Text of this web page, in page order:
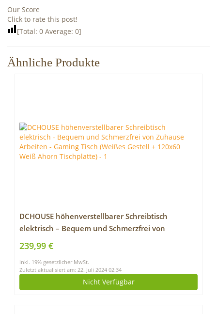
Our Score
Click to rate this post!
[Total: 0 Average: 0]
Ähnliche Produkte
DCHOUSE höhenverstellbarer Schreibtisch
elektrisch – Bequem und Schmerzfrei von
Zuhause Arbeiten – Gaming Tisch (Weißes Gestell
+ 120×60 Weiß Ahorn Tischplatte)
239,99 €
inkl. 19% gesetzlicher MwSt.
Zuletzt aktualisiert am: 22. Juli 2024 02:34
Nicht Verfügbar